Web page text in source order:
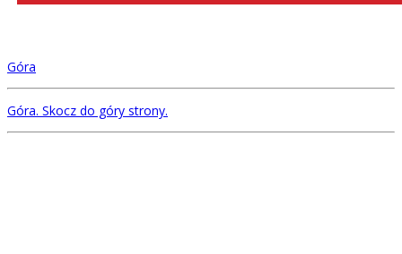
Góra
Góra. Skocz do góry strony.